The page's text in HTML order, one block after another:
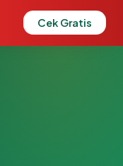
Cek Gratis